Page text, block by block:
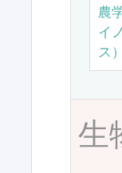
農
イ
ス）
生